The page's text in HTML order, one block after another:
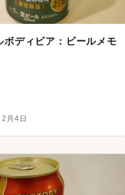
ボディビア：ビールメモ
月4日